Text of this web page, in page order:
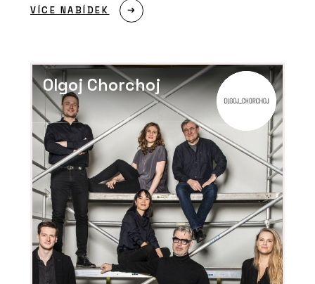
Okenní a dveřní systém s tepelnou
izolací MB-86N - Aluprof
ČLÁNKY
Černá perla, klenot Ostravy, ve
kterém se lidé léčí
VÍCE NABÍDEK
Olgoj Chorchoj